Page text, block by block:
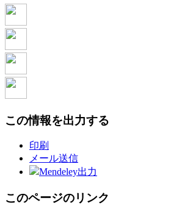
この情報を出力する
印刷
メール送信
Mendeley出力
このページのリンク